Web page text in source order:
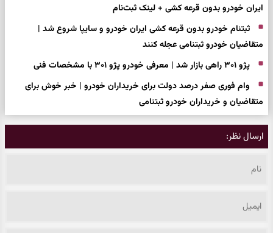
ایران خودرو بدون قرعه کشی + لینک ثبت‌نام
ثبتنام خودرو بدون قرعه کشی ایران خودرو و سایپا شروع شد |
متقاضیان خودرو ثبتنامی عجله کنند
پژو ۳۰۱ راهی بازار شد | معرفی خودرو پژو ۳۰۱ با مشخصات فنی
وام فوری صفر درصد دولت برای خریداران خودرو | خبر خوش برای
متقاضیان و خریداران خودرو ثبتنامی
ارسال نظر: